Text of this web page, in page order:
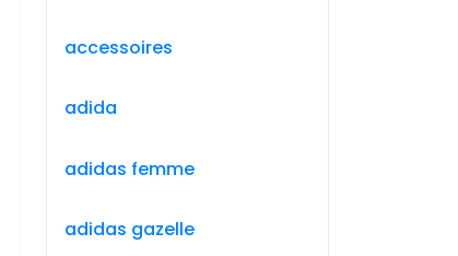
accessoires
adida
adidas femme
adidas gazelle